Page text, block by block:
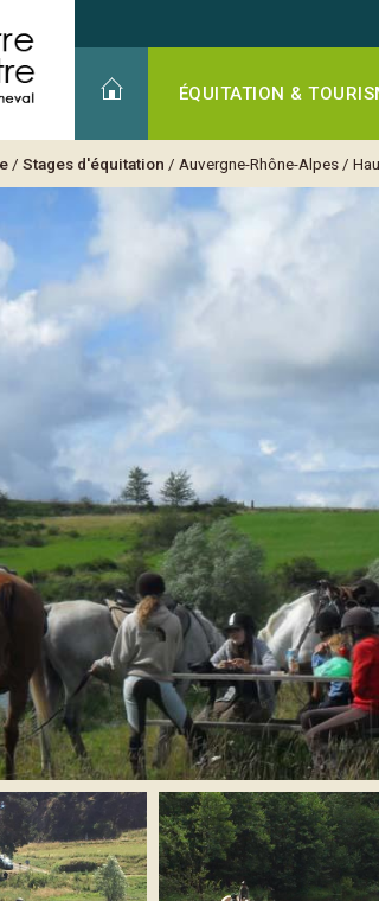
ÉQUITATION &
/ Stages d'équitation / Auvergne-Rhône-Alpes /